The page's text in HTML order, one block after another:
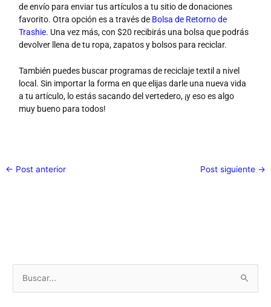
de envío para enviar tus artículos a tu sitio de donaciones
favorito. Otra opción es a través de Bolsa de Retorno de
Trashie. Una vez más, con $20 recibirás una bolsa que podrás
devolver llena de tu ropa, zapatos y bolsos para reciclar.
También puedes buscar programas de reciclaje textil a nivel
local. Sin importar la forma en que elijas darle una nueva vida
a tu artículo, lo estás sacando del vertedero, ¡y eso es algo
muy bueno para todos!
← Post anterior Post siguiente →